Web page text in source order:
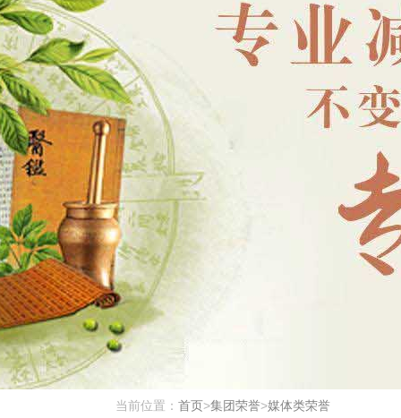
当前位置： 首页>集团荣誉>媒体类荣誉